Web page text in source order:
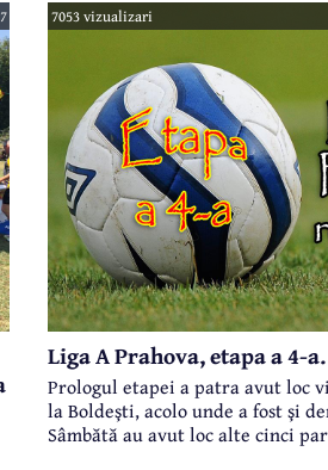
7053 vizualizari
Liga A Prahova, etapa a 4-
Prologul etapei a patra avut loc
la Boldeşti, acolo unde a fost şi
Sâmbătă au avut loc alte cinci